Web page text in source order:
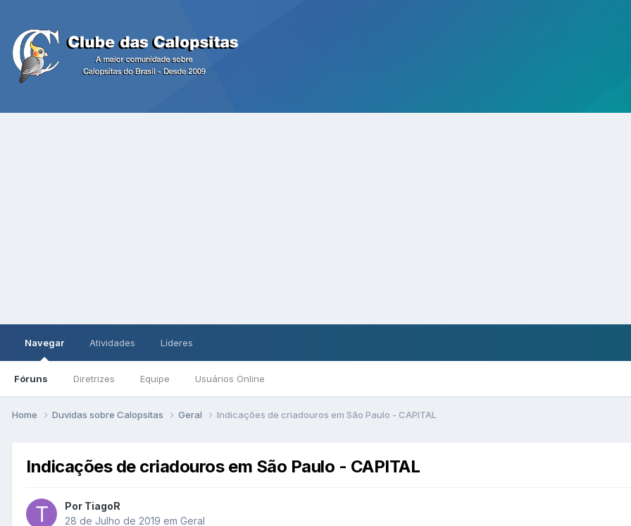
Navegar
Fóruns Diretrizes Equipe Usuários Online
Atividades Líderes
Home Duvidas sobre Calopsitas Geral Indicações de criadouros em São Paulo - CAPITAL
Indicações de criadouros em São Paulo - CAPITAL
Por TiagoR
28 de Julho de 2019 em Geral